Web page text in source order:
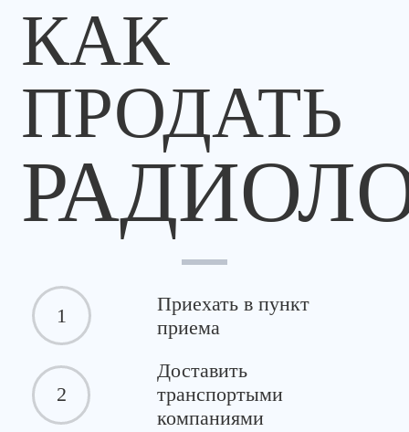
КАК
ПРОДАТЬ
1
Приехать в пункт
приема
2
Доставить
транспортыми
компаниями